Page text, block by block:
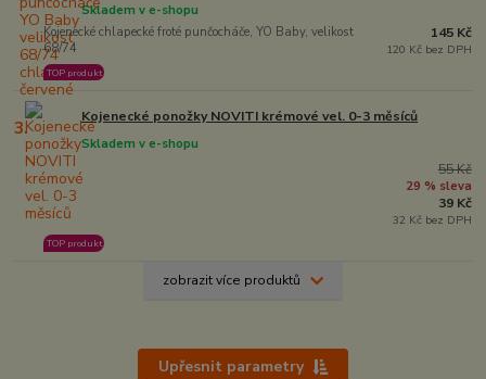
Kojenecké chlapecké froté punčocháče, YO Baby, velikost
68/74
Skladem v e-shopu
TOP produkt
145 Kč
120 Kč bez DPH
3. Kojenecké ponožky NOVITI krémové vel. 0-3 měsíců
Skladem v e-shopu
TOP produkt
55 Kč
29 % sleva
39 Kč
32 Kč bez DPH
zobrazit více produktů
Upřesnit parametry